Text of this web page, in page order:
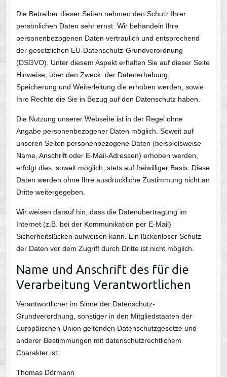
Die Betreiber dieser Seiten nehmen den Schutz Ihrer
persönlichen Daten sehr ernst. Wir behandeln Ihre
personenbezogenen Daten vertraulich und entsprechend
der gesetzlichen EU-Datenschutz-Grundverordnung
(DSGVO). Unter diesem Aspekt erhalten Sie auf dieser Seite
Hinweise, über den Zweck der Datenerhebung,
Speicherung und Weiterleitung die erhoben werden, sowie
Ihre Rechte die Sie in Bezug auf den Datenschutz haben.
Die Nutzung unserer Webseite ist in der Regel ohne
Angabe personenbezogener Daten möglich. Soweit auf
unseren Seiten personenbezogene Daten (beispielsweise
Name, Anschrift oder E-Mail-Adressen) erhoben werden,
erfolgt dies, soweit möglich, stets auf freiwilliger Basis. Diese
Daten werden ohne Ihre ausdrückliche Zustimmung nicht an
Dritte weitergegeben.
Wir weisen darauf hin, dass die Datenübertragung im
Internet (z.B. bei der Kommunikation per E-Mail)
Sicherheitslücken aufweisen kann. Ein lückenloser Schutz
der Daten vor dem Zugriff durch Dritte ist nicht möglich.
Name und Anschrift des für die
Verarbeitung Verantwortlichen
Verantwortlicher im Sinne der Datenschutz-
Grundverordnung, sonstiger in den Mitgliedstaaten der
Europäischen Union geltenden Datenschutzgesetze und
anderer Bestimmungen mit datenschutzrechtlichem
Charakter ist:
Thomas Dörmann